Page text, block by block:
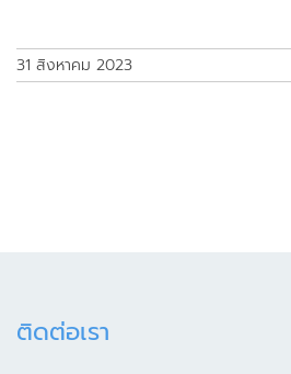
31 สิงหาคม 2023
ติดต่อเรา